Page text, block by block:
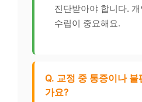
진단받아야 합니다.
수립이 중요해요.
Q. 교정 중 통증이나
가요?